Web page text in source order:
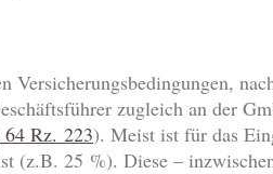
zugleich an der
64 Rz. 223). Meist ist für das
(z.B. 25 %). Diese –